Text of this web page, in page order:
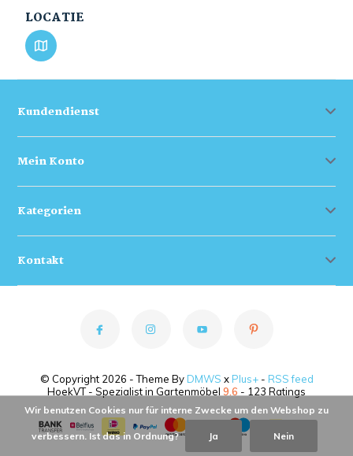
LOCATIE
Kundendienst
Mein Konto
Kategorien
Kontakt
© Copyright 2026 - Theme By DMWS x Plus+- RSS feed
HoekVT - Spezialist in Gartenmöbel 9.6 - 123 Ratings
Wir benutzen Cookies nur für interne Zwecke um den Webshop zu
verbessern. Ist das in Ordnung? Ja Nein